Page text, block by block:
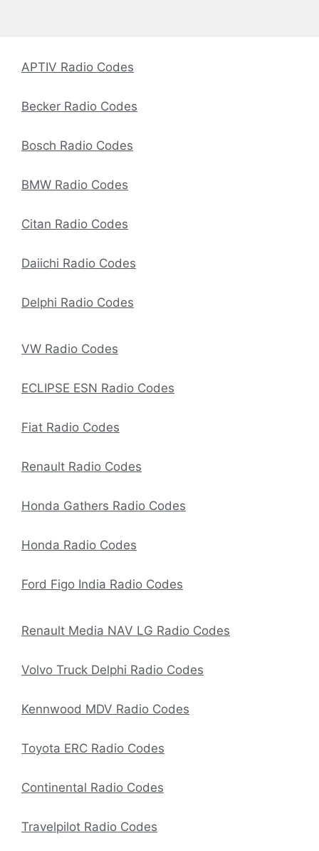
APTIV Radio Codes
Becker Radio Codes
Bosch Radio Codes
BMW Radio Codes
Citan Radio Codes
Daiichi Radio Codes
Delphi Radio Codes
VW Radio Codes
ECLIPSE ESN Radio Codes
Fiat Radio Codes
Renault Radio Codes
Honda Gathers Radio Codes
Honda Radio Codes
Ford Figo India Radio Codes
Renault Media NAV LG Radio Codes
Volvo Truck Delphi Radio Codes
Kennwood MDV Radio Codes
Toyota ERC Radio Codes
Continental Radio Codes
Travelpilot Radio Codes